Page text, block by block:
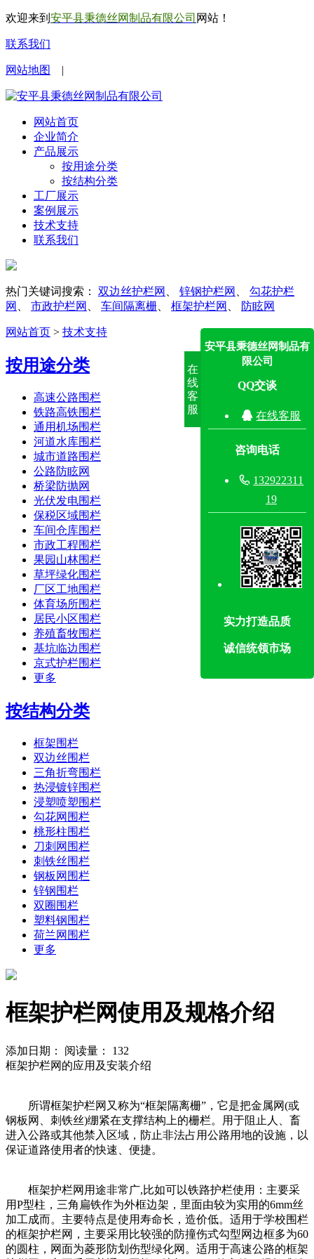
欢迎来到 安平县秉德丝网制品有限公司 网站！
联系我们
网站地图 |
网站首页
企业简介
产品展示
按用途分类
按结构分类
工厂展示
案例展示
技术支持
联系我们
热门关键词搜索： 双边丝护栏网 锌钢护栏网
勾花护栏
网
市政护栏网 车间隔离栅 框架护栏网 防眩网
网站首页 > 技术支持
按用途分类
高速公路围栏
铁路高铁围栏
通用机场围栏
河道水库围栏
城市道路围栏
公路防眩网
桥梁防抛网
光伏发电围栏
保税区域围栏
车间仓库围栏
市政工程围栏
果园山林围栏
草坪绿化围栏
厂区工地围栏
体育场所围栏
居民小区围栏
养殖畜牧围栏
基坑临边围栏
京式护栏围栏
更多
按结构分类
框架围栏
双边丝围栏
三角折弯围栏
热浸镀锌围栏
浸塑喷塑围栏
勾花网围栏
桃形柱围栏
刀刺网围栏
刺铁丝围栏
钢板网围栏
锌钢围栏
双圈围栏
塑料钢围栏
荷兰网围栏
更多
框架护栏网使用及规格介绍
添加日期： 阅读量： 132
框架护栏网的应用及安装介绍
所谓框架护栏网又称为“框架隔离栅”，它是把金属网(或
钢板网、刺铁丝)绷紧在支撑结构上的栅栏。用于阻止人、畜
进入公路或其他禁入区域，防止非法占用公路用地的设施，以
保证道路使用者的快速、便捷。
框架护栏网用途非常广,比如可以铁路护栏使用：主要采
用P型柱，三角扁铁作为外框边架，里面由较为实用的6mm丝
加工成而。主要特点是使用寿命长，造价低。适用于学校围栏
的框架护栏网，主要采用比较强的防撞伤式勾型网边框多为60
的圆柱，网面为菱形防划伤型绿化网。适用于高速公路的框架
在
线
客
服
安平县秉德丝网制品有
限公司
QQ交谈
 在线客服
咨询电话
 132922311
19
实力打造品质
诚信统领市场